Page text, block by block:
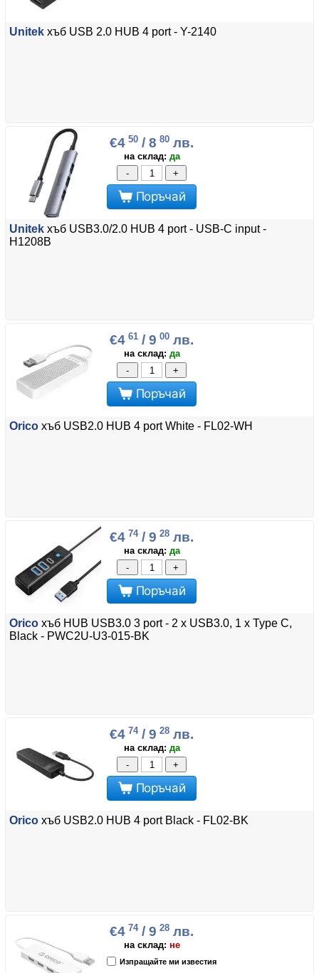
Unitek хъб USB 2.0 HUB 4 port - Y-2140
€4 50 / 8 80 лв.
на склад: да
-
+
Поръчай
Unitek хъб USB3.0/2.0 HUB 4 port - USB-C input -
H1208B
€4 61 / 9 00 лв.
на склад: да
-
+
Поръчай
Orico хъб USB2.0 HUB 4 port White - FL02-WH
€4 74/ 9 28 лв.
на склад: да
-
+
Поръчай
Orico хъб HUB USB3.0 3 port - 2 x USB3.0, 1 x Type C,
Black - PWC2U-U3-015-BK
€4 74/ 9 28 лв.
на склад: да
-
+
Поръчай
Orico хъб USB2.0 HUB 4 port Black - FL02-BK
€4 74/ 9 28 лв.
на склад: не
Изпращайте ми известия